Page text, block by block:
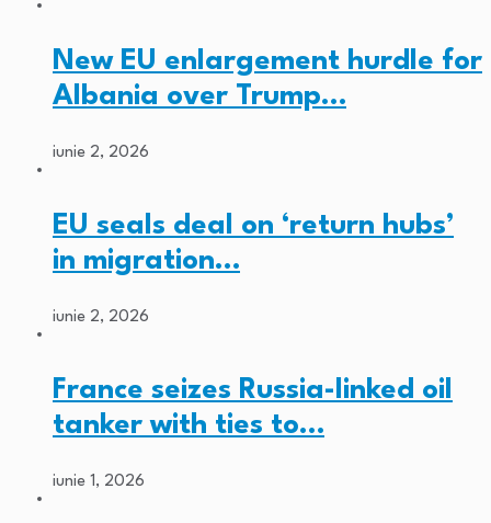
New EU enlargement hurdle for
Albania over Trump…
iunie 2, 2026
EU seals deal on ‘return hubs’
in migration…
iunie 2, 2026
France seizes Russia-linked oil
tanker with ties to…
iunie 1, 2026